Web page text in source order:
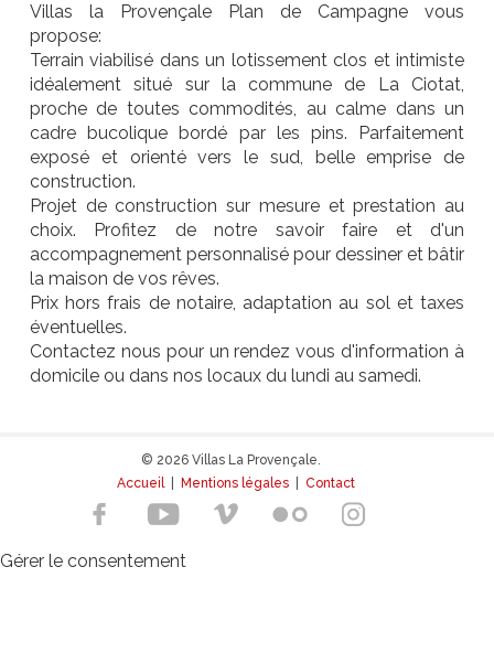
Villas la Provençale Plan de Campagne vous
propose:
Terrain viabilisé dans un lotissement clos et intimiste
idéalement situé sur la commune de La Ciotat,
proche de toutes commodités, au calme dans un
cadre bucolique bordé par les pins. Parfaitement
exposé et orienté vers le sud, belle emprise de
construction.
Projet de construction sur mesure et prestation au
choix. Profitez de notre savoir faire et d'un
accompagnement personnalisé pour dessiner et bâtir
la maison de vos rêves.
Prix hors frais de notaire, adaptation au sol et taxes
éventuelles.
Contactez nous pour un rendez vous d'information à
domicile ou dans nos locaux du lundi au samedi.
© 2026 Villas La Provençale.
Accueil| Mentions légales Contact
Gérer le consentement